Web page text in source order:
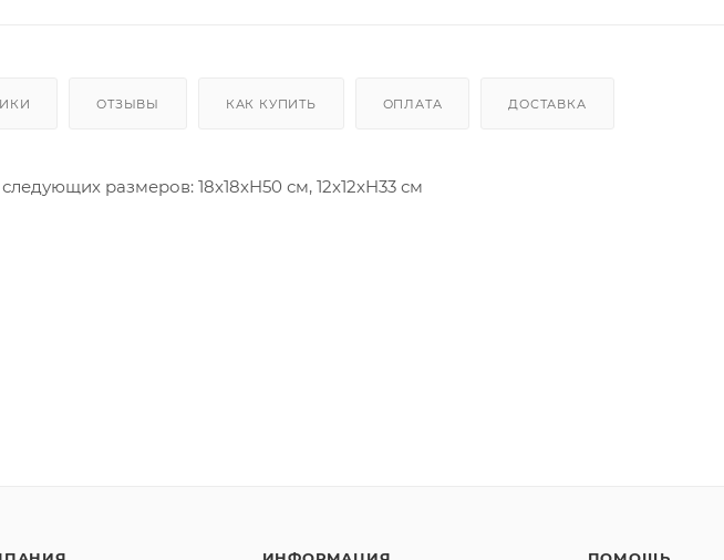
ОТЗЫВЫ КАК КУПИТЬ ОПЛАТА ДОСТАВКА
размеров: 18x18xH50 см, 12x12xH33 см